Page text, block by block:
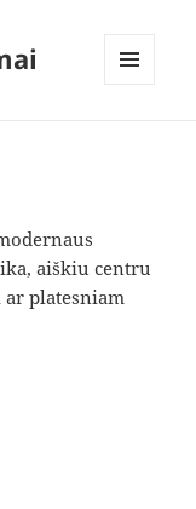
aiškiu centru
platesniam